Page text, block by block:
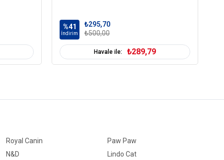
%41
İndirim
₺295,70
₺500,00
Havale ile: ₺289,79
Royal Canin
Paw Paw
N&D
Lindo Cat